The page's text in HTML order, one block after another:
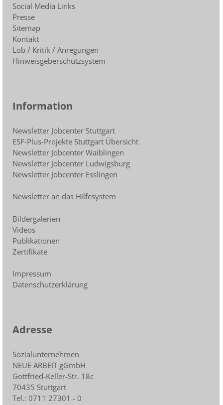
Social Media Links
Presse
Sitemap
Kontakt
Lob / Kritik / Anregungen
Hinweisgeberschutzsystem
Information
Newsletter Jobcenter Stuttgart
ESF-Plus-Projekte Stuttgart Übersicht
Newsletter Jobcenter Waiblingen
Newsletter Jobcenter Ludwigsburg
Newsletter Jobcenter Esslingen
Newsletter an das Hilfesystem
Bildergalerien
Videos
Publikationen
Zertifikate
Impressum
Datenschutzerklärung
Adresse
Sozialunternehmen
NEUE ARBEIT gGmbH
Gottfried-Keller-Str. 18c
70435 Stuttgart
Tel.: 0711 27301 - 0